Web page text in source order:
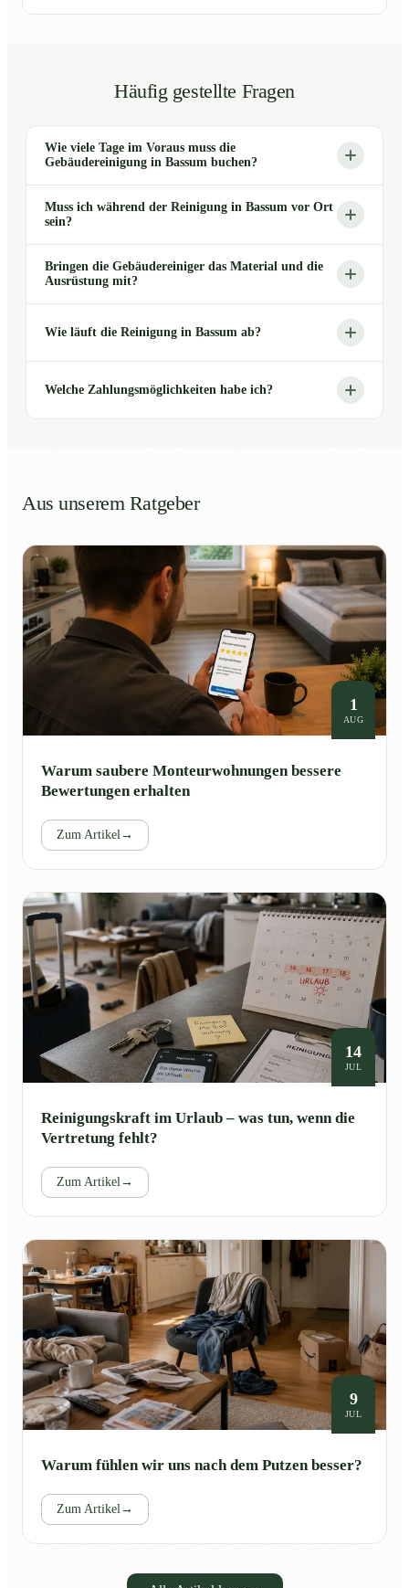
Häufig gestellte Fragen
Wie viele Tage im Voraus muss die
Gebäudereinigung in Bassum buchen?
Muss ich während der Reinigung in Bassum vor Ort
sein?
Bringen die Gebäudereiniger das Material und die
Ausrüstung mit?
Wie läuft die Reinigung in Bassum ab?
Welche Zahlungsmöglichkeiten habe ich?
Aus unserem Ratgeber
1
AUG
Warum saubere Monteurwohnungen bessere
Bewertungen erhalten
Zum Artikel→
14
JUL
Reinigungskraft im Urlaub – was tun, wenn die
Vertretung fehlt?
Zum Artikel→
9
JUL
Warum fühlen wir uns nach dem Putzen besser?
Zum Artikel→